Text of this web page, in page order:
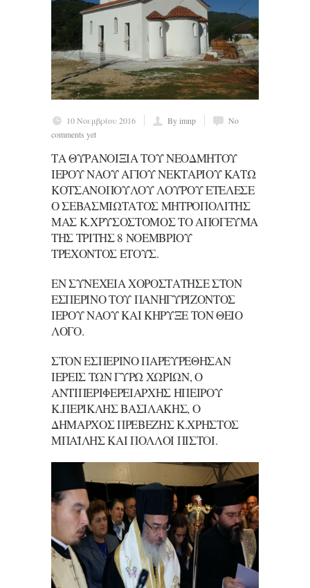
10 Νοεμβρίου 2016 By imnp
No
comments yet
ΤΆ ΘΥΡΑΝΟΊΞΙΑ ΤΟΥ͂ ΝΕΌΔΜΗΤΟΥ
ἹΕΡΟΥ͂ ΝΑΟΥ͂ ἈΓΊΟΥ ΝΕΚΤΑΡΊΟΥ ΚΆΤΩ
ΚΟΤΣΑΝΌΠΟΥΛΟΥ ΛΟΎΡΟΥ ἘΤΈΛΕΣΕ
Ὁ ΣΕΒΑΣΜΙΏΤΑΤΟΣ ΜΗΤΡΟΠΟΛΊΤΗΣ
ΜΑΣ Κ.ΧΡΥΣΌΣΤΟΜΟΣ ΤΌ ἈΠΌΓΕΥΜΑ
ΤΗ͂Σ ΤΡΊΤΗΣ 8 ΝΟΕΜΒΡΊΟΥ
ΤΡΈΧΟΝΤΟΣ ἜΤΟΥΣ.
ἘΝ ΣΥΝΕΧΕΊΑ ΧΟΡΟΣΤΆΤΗΣΕ ΣΤΌΝ
ἙΣΠΕΡΙΝΌ ΤΟΥ͂ ΠΑΝΗΓΥΡΊΖΟΝΤΟΣ
ἹΕΡΟΥ͂ ΝΑΟΥ͂ ΚΑΊ ΚΉΡΥΞΕ ΤΌΝ ΘΕΙ͂Ο
ΛΌΓΟ.
ΣΤΌΝ ἙΣΠΕΡΙΝΌ ΠΑΡΕΥΡΈΘΗΣΑΝ
ἹΕΡΕΙ͂Σ ΤΩ͂Ν ΓΎΡΩ ΧΩΡΙΩ͂Ν, Ὁ
ἈΝΤΙΠΕΡΙΦΕΡΕΙΆΡΧΗΣ ἨΠΕΊΡΟΥ
Κ.ΠΕΡΙΚΛΗ͂Σ ΒΑΣΙΛΆΚΗΣ, Ὁ
ΔΉΜΑΡΧΟΣ ΠΡΕΒΈΖΗΣ Κ.ΧΡΗ͂ΣΤΟΣ
ΜΠΑΪ́ΛΗΣ ΚΑΊ ΠΟΛΛΟΊ ΠΙΣΤΟΊ.